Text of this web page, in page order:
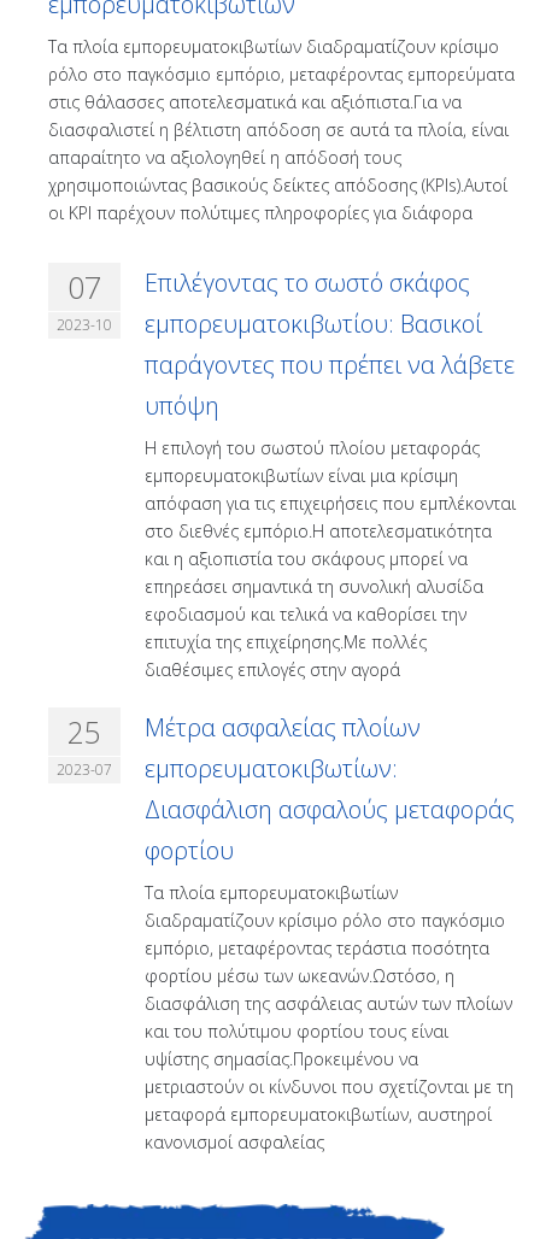
Τα πλοία εμπορευματοκιβωτίων διαδραματίζουν κρίσιμο
ρόλο στο παγκόσμιο εμπόριο, μεταφέροντας εμπορεύματα
στις θάλασσες αποτελεσματικά και αξιόπιστα.Για να
διασφαλιστεί η βέλτιστη απόδοση σε αυτά τα πλοία, είναι
απαραίτητο να αξιολογηθεί η απόδοσή τους
χρησιμοποιώντας βασικούς δείκτες απόδοσης (KPIs).Αυτοί
οι KPI παρέχουν πολύτιμες πληροφορίες για διάφορα
07
2023-10
Επιλέγοντας το σωστό σκάφος
εμπορευματοκιβωτίου: Βασικοί
παράγοντες που πρέπει να λάβετε
υπόψη
Η επιλογή του σωστού πλοίου μεταφοράς
εμπορευματοκιβωτίων είναι μια κρίσιμη
απόφαση για τις επιχειρήσεις που εμπλέκονται
στο διεθνές εμπόριο.Η αποτελεσματικότητα
και η αξιοπιστία του σκάφους μπορεί να
επηρεάσει σημαντικά τη συνολική αλυσίδα
εφοδιασμού και τελικά να καθορίσει την
επιτυχία της επιχείρησης.Με πολλές
διαθέσιμες επιλογές στην αγορά
25
2023-07
Μέτρα ασφαλείας πλοίων
εμπορευματοκιβωτίων:
Διασφάλιση ασφαλούς μεταφοράς
φορτίου
Τα πλοία εμπορευματοκιβωτίων
διαδραματίζουν κρίσιμο ρόλο στο παγκόσμιο
εμπόριο, μεταφέροντας τεράστια ποσότητα
φορτίου μέσω των ωκεανών.Ωστόσο, η
διασφάλιση της ασφάλειας αυτών των πλοίων
και του πολύτιμου φορτίου τους είναι
υψίστης σημασίας.Προκειμένου να
μετριαστούν οι κίνδυνοι που σχετίζονται με τη
μεταφορά εμπορευματοκιβωτίων, αυστηροί
κανονισμοί ασφαλείας